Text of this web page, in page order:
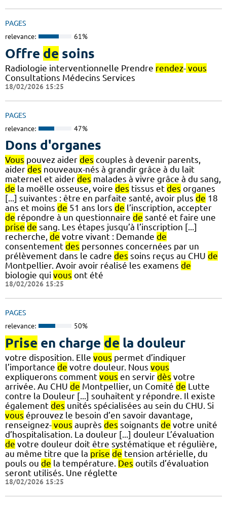
PAGES
relevance: 61%
Offre de soins
Radiologie interventionnelle Prendre rendez- vous
Consultations Médecins Services
18/02/2026 15:25
PAGES
relevance: 47%
Dons d'organes
Vous pouvez aider des couples à devenir parents,
aider des nouveaux-nés à grandir grâce à du lait
maternel et aider des malades à vivre grâce à du sang,
de la moëlle osseuse, voire des tissus et des organes
[...] suivantes : être en parfaite santé, avoir plus de 18
ans et moins de 51 ans lors de l’inscription, accepter
de répondre à un questionnaire de santé et faire une
prise de sang. Les étapes jusqu’à l’inscription [...]
recherche, de votre vivant : Demande de
consentement des personnes concernées par un
prélèvement dans le cadre des soins reçus au CHU de
Montpellier. Avoir avoir réalisé les examens de
biologie qui vous ont été
18/02/2026 15:25
PAGES
relevance: 50%
Prise en charge de la douleur
votre disposition. Elle vous permet d’indiquer
l’importance de votre douleur. Nous vous
expliquerons comment vous en servir dès votre
arrivée. Au CHU de Montpellier, un Comité de Lutte
contre la Douleur [...] souhaitent y répondre. Il existe
également des unités spécialisées au sein du CHU. Si
vous éprouvez le besoin d’en savoir davantage,
renseignez- vous auprès des soignants de votre unité
d’hospitalisation. La douleur [...] douleur L’évaluation
de votre douleur doit être systématique et régulière,
au même titre que la prise de tension artérielle, du
pouls ou de la température. Des outils d’évaluation
seront utilisés. Une réglette
18/02/2026 15:25